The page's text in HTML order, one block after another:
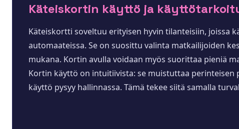
Käteiskortin käyttö ja
Käteiskortti soveltuu erityisen hyvin tilanteisiin, joissa
automaateissa. Se on suosittu valinta matkailijoiden
mukana. Kortin avulla voidaan myös suorittaa pieniä
Kortin käyttö on intuitiivista: se muistuttaa
käyttö pysyy hallinnassa. Tämä tekee siitä samalla